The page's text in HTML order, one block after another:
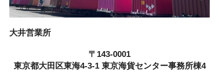
大井営業所
〒143-0001
東京都大田区東海4-3-1 東京海貨センター事務所棟4